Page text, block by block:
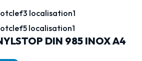
DIN 985 INOX A4